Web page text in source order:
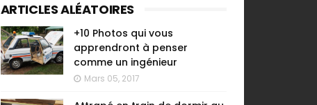
ARTICLES ALÉATOIRES
+10 Photos qui vous
apprendront à penser
comme un ingénieur
Mars 05, 2017